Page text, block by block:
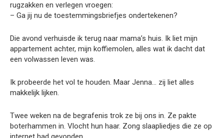
rugzakken en verlegen vroegen:
– Ga jij nu de toestemmingsbriefjes ondertekenen?
Die avond verhuisde ik terug naar mama’s huis. Ik liet mijn
appartement achter, mijn koffiemolen, alles wat ik dacht dat
een volwassen leven was.
Ik probeerde het vol te houden. Maar Jenna… zij liet alles
makkelijk lijken.
Twee weken na de begrafenis trok ze bij ons in. Ze pakte
boterhammen in. Vlocht hun haar. Zong slaapliedjes die ze op